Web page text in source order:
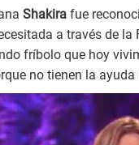
Shakira fue
a través de
fríbolo que hoy
no tienen la ayuda